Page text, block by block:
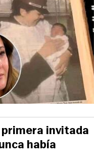
primera invitada
había